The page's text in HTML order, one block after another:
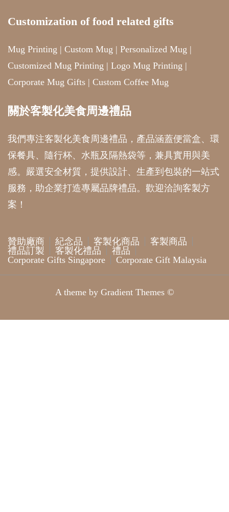
Customization of food related gifts
Mug Printing | Custom Mug | Personalized Mug |
Customized Mug Printing | Logo Mug Printing |
Corporate Mug Gifts | Custom Coffee Mug
關於客製化美食周邊禮品
我們專注客製化美食周邊禮品，產品涵蓋便當盒、環
保餐具、隨行杯、水瓶及隔熱袋等，兼具實用與美
感。嚴選安全材質，提供設計、生產到包裝的一站式
服務，助企業打造專屬品牌禮品。歡迎洽詢客製方
案！
贊助廠商 紀念品 客製化商品
客製商品
禮品訂製
客製化禮品
禮品
Corporate Gifts Singapore
Corporate Gift Malaysia
A theme by Gradient Themes ©